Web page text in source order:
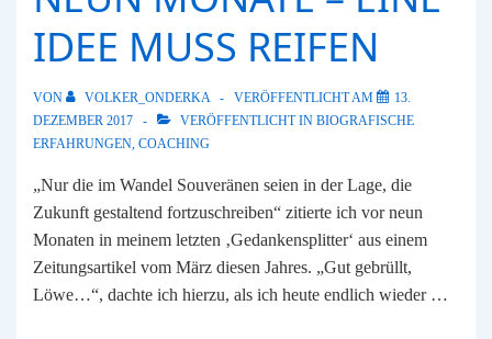
IDEE MUSS REIFEN
VON VOLKER_ONDERKA VERÖFFENTLICHT AM
13.
DEZEMBER 2017
VERÖFFENTLICHT IN BIOGRAFISCHE
ERFAHRUNGEN COACHING
„Nur die im Wandel Souveränen seien in der Lage, die
Zukunft gestaltend fortzuschreiben“ zitierte ich vor neun
Monaten in meinem letzten ‚Gedankensplitter‘ aus einem
Zeitungsartikel vom März diesen Jahres. „Gut gebrüllt,
Löwe…“, dachte ich hierzu, als ich heute endlich wieder …